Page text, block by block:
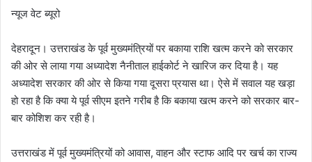
न्यूज वेट ब्यूरो
देहरादून। उत्तराखंड के पूर्व मुख्यमंत्रियों पर बकाया राशि खत्म करने को सरकार
की ओर से लाया गया अध्यादेश नैनीताल हाईकोर्ट ने खारिज कर दिया है। यह
अध्यादेश सरकार की ओर से किया गया दूसरा प्रयास था। ऐसे में सवाल यह खड़ा
हो रहा है कि क्या ये पूर्व सीएम इतने गरीब है कि बकाया खत्म करने को सरकार बार-
बार कोशिश कर रही है।
उत्तराखंड में पूर्व मुख्यमंत्रियों को आवास, वाहन और स्टाफ आदि पर खर्च का राज्य